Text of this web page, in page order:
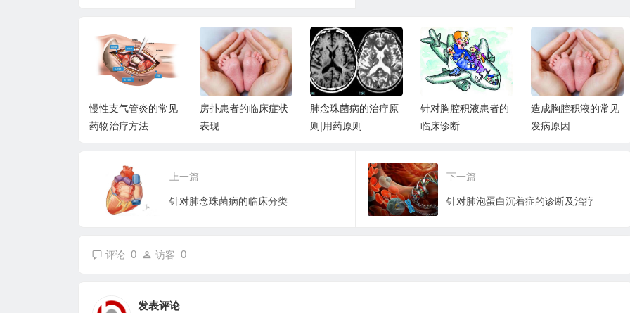
慢性支气管炎的常见
药物治疗方法
房扑患者的临床症状
表现
肺念珠菌病的治疗原
则|用药原则
针对胸腔积液患者的
临床诊断
造成胸腔积液的常见
发病原因
上一篇
针对肺念珠菌病的临床分类
下一篇
针对肺泡蛋白沉着症的诊断及治疗
评论 0 访客 0
发表评论